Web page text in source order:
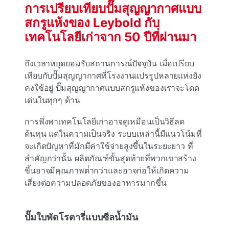
การเปรียบเทียบปั๊มสุญญากาศแบบ
สกรูแห้งของ Leybold กับ
เทคโนโลยีเก่าจาก 50 ปีที่ผ่านมา
ถึงเวลาหยุดยอมรับสถานการณ์ปัจจุบัน เมื่อเปรียบ
เทียบกับปั๊มสุญญากาศที่โรงงานแปรรูปหลายแห่งยัง
คงใช้อยู่ ปั๊มสุญญากาศแบบสกรูแห้งของเราจะโดด
เด่นในทุกๆ ด้าน
การพึ่งพาเทคโนโลยีเก่าอาจดูเหมือนเป็นวิธีลด
ต้นทุน แต่ในความเป็นจริง ระบบเหล่านี้มีแนวโน้มที่
จะเกิดปัญหาที่มักมีค่าใช้จ่ายสูงขึ้นในระยะยาว ที่
สําคัญกว่านั้น ผลิตภัณฑ์ขั้นสุดท้ายที่พวกเขาสร้าง
ขึ้นอาจมีคุณภาพต่ํากว่าและอาจก่อให้เกิดความ
เสี่ยงต่อความปลอดภัยของอาหารมากขึ้น
ปั๊มใบพัดโรตารี่แบบซีลน้ำมัน